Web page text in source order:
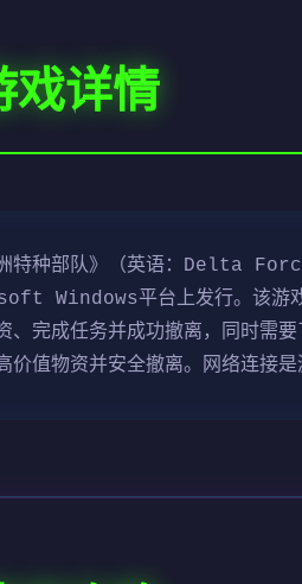
戏详情
洲特种部队》（英语：Delta
Windows平台上发行。该游戏
、完成任务并成功撤离，同时需
价值物资并安全撤离。网络连接